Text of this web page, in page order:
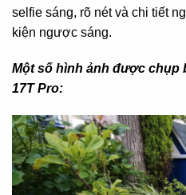
selfie sáng, rõ nét và chi tiết
kiện ngược sáng.
Một số hình ảnh được chụp
17T Pro: